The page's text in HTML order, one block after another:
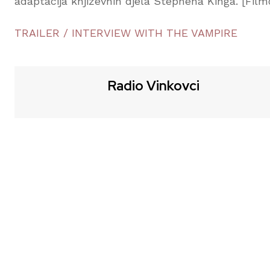
TRAILER / INTERVIEW WITH THE VAMPIRE
Radio Vinkovci